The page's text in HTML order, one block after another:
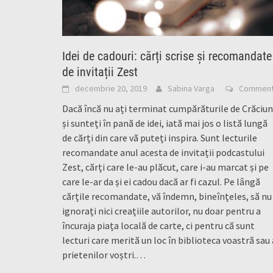
Idei de cadouri: cărți scrise și recomandate
de invitații Zest
decembrie 20, 2019 Sabina Varga
Dacă încă nu ați terminat cumpărăturile de Crăciun
și sunteți în pană de idei, iată mai jos o listă lungă
de cărți din care vă puteți inspira. Sunt lecturile
recomandate anul acesta de invitații podcastului
Zest, cărți care le-au plăcut, care i-au marcat și pe
care le-ar da și ei cadou dacă ar fi cazul. Pe lângă
cărțile recomandate, vă îndemn, bineînțeles, să nu
ignorați nici creațiile autorilor, nu doar pentru a
încuraja piața locală de carte, ci pentru că sunt
lecturi care merită un loc în biblioteca voastră sau
prietenilor voștri.…